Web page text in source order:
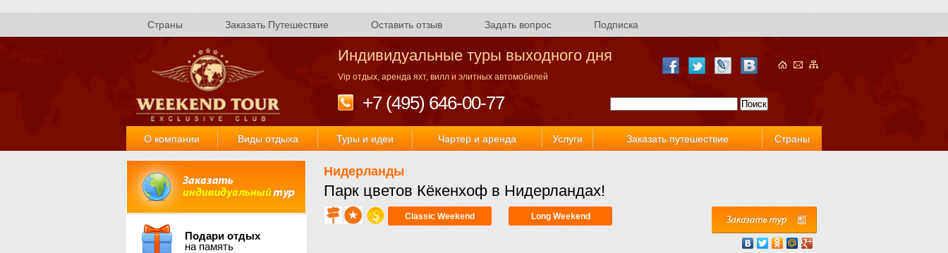
Страны Заказать Путешествие Оставить отзыв Задать вопрос Подписка
Индивидуальные туры выходного дня
Vip отдых, аренда яхт, вилл и элитных автомобилей
+7 (495) 646-00-77
О компании Виды отдыха Туры и идеи Чартер и аренда Услуги Заказать путешествие Страны
Подари отдых
на память
Нидерланды
Парк цветов Кёкенхоф в Нидерландах!
Classic Weekend Long Weekend